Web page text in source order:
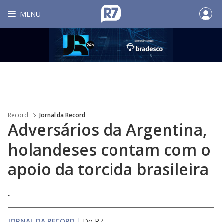
MENU
Record Jornal da Record
Adversários da Argentina,
holandeses contam com o
apoio da torcida brasileira
.